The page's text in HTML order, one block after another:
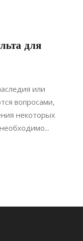
для
или
вопросами,
некоторых